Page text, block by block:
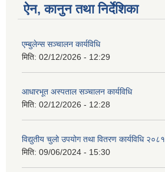
ऐन, कानुन तथा निर्देशिका
एम्बुलेन्स सञ्चालन कार्यविधि
मिति: 02/12/2026 - 12:29
आधारभूत अस्पताल सञ्चालन कार्यविधि
मिति: 02/12/2026 - 12:28
विद्युतीय चुलो उपयोग तथा वितरण कार्यविधि २०८१
मिति: 09/06/2024 - 15:30